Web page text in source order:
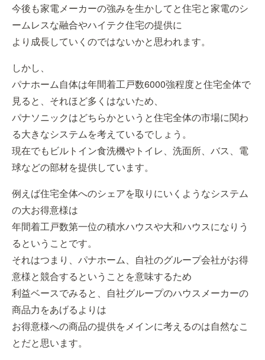
今後も家電メーカーの強みを生かしてと住宅と家電のシ
ームレスな融合やハイテク住宅の提供に
より成長していくのではないかと思われます。
しかし、
パナホーム自体は年間着工戸数6000強程度と住宅全体で
見ると、それほど多くはないため、
パナソニックはどちらかというと住宅全体の市場に関わ
る大きなシステムを考えているでしょう。
現在でもビルトイン食洗機やトイレ、洗面所、バス、電
球などの部材を提供しています。
例えば住宅全体へのシェアを取りにいくようなシステム
の大お得意様は
年間着工戸数第一位の積水ハウスや大和ハウスになりう
るということです。
それはつまり、パナホーム、自社のグループ会社がお得
意様と競合するということを意味するため
利益ベースでみると、自社グループのハウスメーカーの
商品力をあげるよりは
お得意様への商品の提供をメインに考えるのは自然なこ
とだと思います。